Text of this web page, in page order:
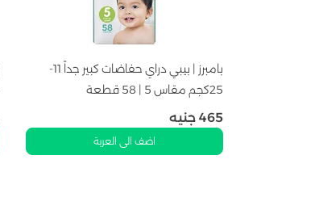
بامبرز | بيبي دراي حفاضات كبير جداً 11-
25كجم مقاس 5 | 58 قطعة
465 جنيه
اضف الى العربة